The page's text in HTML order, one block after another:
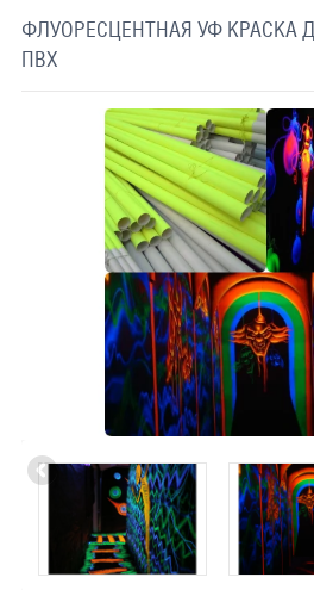
ПРИМЕНЕНИЕ
ДОСТАВКА
СВЯЗАТЬСЯ С
ФЛУОРЕСЦЕНТНАЯ УФ КРАСКА
ПВХ